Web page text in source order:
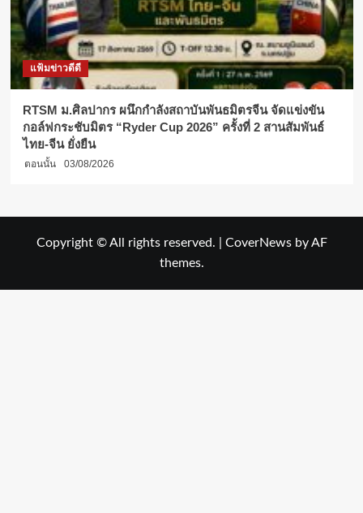
แฟ้มข่าวดีดี
RTSM ม.ศิลปากร ผนึกกำลังสถาบันพันธมิตรจีน จัดแข่งขัน
กอล์ฟกระชับมิตร “Ryder Cup 2026” ครั้งที่ 2 สานสัมพันธ์
ไทย-จีน ยั่งยืน
ตอนนั้น 03/08/2026
Copyright © All rights reserved. CoverNewsby AF
themes.